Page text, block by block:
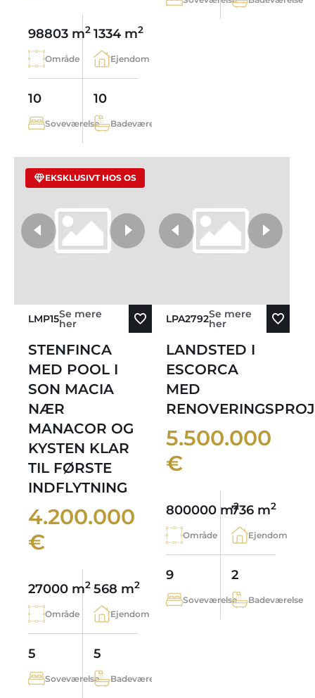
98803 m2
Område
1334 m2
Ejendom
10
Soveværelse
10
Badeværelse
LMP15Se mere
her
STENFINCA
MED POOL I
SON MACIA
NÆR
MANACOR OG
KYSTEN KLAR
TIL FØRSTE
INDFLYTNING
4.200.000
€
27000 m2
Område
568 m2
Ejendom
5
Soveværelse
5
Badeværelse
EKSKLUSIVT HOS OS
flere fotos
LPA2792Se mere
her
LANDSTED I
ESCORCA
MED
5.500.000
€
800000 m2
Område
736 m2
Ejendom
9
Soveværelse
2
Badeværelse